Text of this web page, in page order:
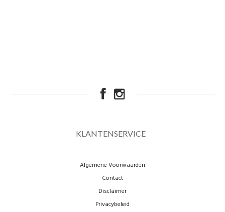
KLANTENSERVICE
Algemene Voorwaarden
Contact
Disclaimer
Privacybeleid